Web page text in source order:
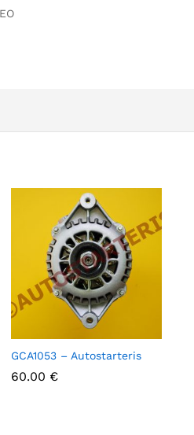
GCA1053 – Autostarteris
60.00 €
60.00 €